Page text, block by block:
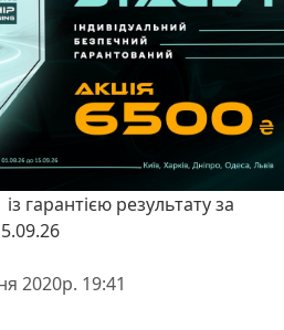
гарантією результату за
2020р. 19:41